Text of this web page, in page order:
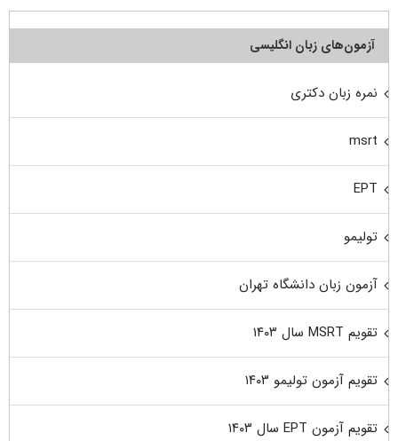
آزمون‌های زبان انگلیسی
نمره زبان دکتری
msrt
EPT
تولیمو
آزمون زبان دانشگاه تهران
تقویم MSRT سال ۱۴۰۳
تقویم آزمون تولیمو ۱۴۰۳
تقویم آزمون EPT سال ۱۴۰۳